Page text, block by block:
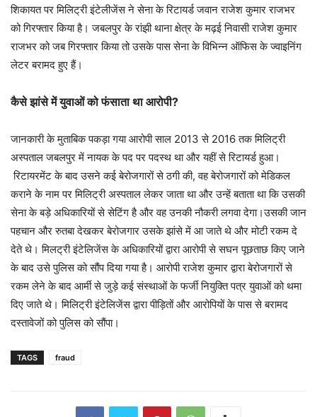
शिकायत पर मिलिट्री इंटेलीजेंस ने सेना के रिटायर्ड जवान राजेश कुमार राजभर
को गिरफ्तार किया है। जबलपुर के रांझी थाना क्षेत्र के मढ़ई निवासी राजेश कुमार
राजभर को जब गिरफ्तार किया तो उसके पास सेना के विभिन्न ऑफिस के ज्वाइनिंग
लेटर बरामद हुए हैं।
कैसे झांसे में युवाओं को फंसाता था आरोपी?
जानकारी के मुताबिक पकड़ा गया आरोपी साल 2013 से 2016 तक मिलिट्री
अस्पताल जबलपुर में नायक के पद पर पदस्थ था और यहीं से रिटायर्ड हुआ।
रिटायरमेंट के बाद उसने कई बेरोजगारों से ठगी की, वह बेरोजगारों को मेडिकल
कराने के नाम पर मिलिट्री अस्पताल लेकर जाता था और उन्हें बताता था कि उसकी
सेना के बड़े अधिकारियों से सेटिंग है और वह उनकी नौकरी लगवा देगा।उसकी जान
पहचान और रुतबा देखकर बेरोजगार उसके झांसे में आ जाते थे और मोटी रकम दे
देते थे। मिलट्री इंटेलिजेंस के अधिकारियों द्वारा आरोपी से सघन पूछताछ किए जाने
के बाद उसे पुलिस को सौंप दिया गया है। आरोपी राजेश कुमार द्वारा बेरोजगारों से
रकम लेने के बाद आर्मी से जुड़े कई संस्थाओं के फर्जी नियुक्ति पत्र युवाओं को थमा
दिए जाते थे। मिलिट्री इंटेलिजेंस द्वारा पीड़ितों और आरोपियों के पास से बरामद
दस्तावेजों को पुलिस को सौंपा।
TAGS fraud